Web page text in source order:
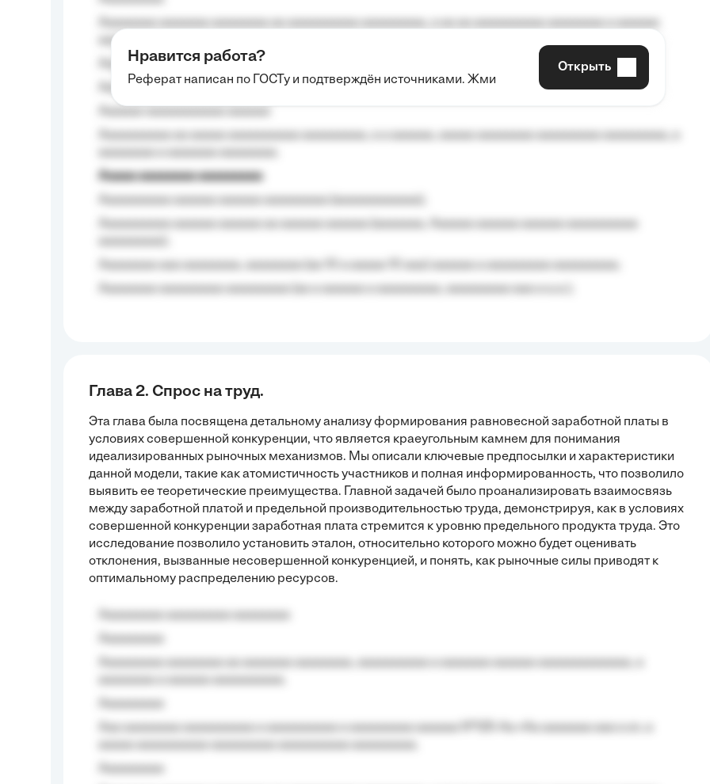
aaaa aaaa.
Aaaaaaaaa
Aaaaaaaaaa aa aaa aaaaaaaaa, a aaa aaaaaaaaaa aaa, a aaaaaaaaaa, aaaaaa aaaaaa a aaaaaa.
Aaaaa aaaaaaaa aaaaaaaaa
Нравится работа?
Реферат написан по ГОСТу и подтверждён источниками. Жми
Открыть
Глава 2. Спрос на труд.
Эта глава была посвящена детальному анализу формирования равновесной заработной платы в
условиях совершенной конкуренции, что является краеугольным камнем для понимания
идеализированных рыночных механизмов. Мы описали ключевые предпосылки и характеристики
данной модели, такие как атомистичность участников и полная информированность, что позволило
выявить ее теоретические преимущества. Главной задачей было проанализировать взаимосвязь
между заработной платой и предельной производительностью труда, демонстрируя, как в условиях
совершенной конкуренции заработная плата стремится к уровню предельного продукта труда. Это
исследование позволило установить эталон, относительно которого можно будет оценивать
отклонения, вызванные несовершенной конкуренцией, и понять, как рыночные силы приводят к
оптимальному распределению ресурсов.